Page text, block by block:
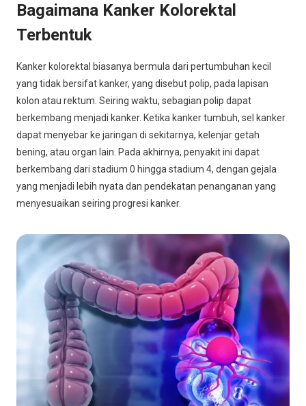
Bagaimana Kanker Kolorektal
Terbentuk
Kanker kolorektal biasanya bermula dari pertumbuhan kecil
yang tidak bersifat kanker, yang disebut polip, pada lapisan
kolon atau rektum. Seiring waktu, sebagian polip dapat
berkembang menjadi kanker. Ketika kanker tumbuh, sel kanker
dapat menyebar ke jaringan di sekitarnya, kelenjar getah
bening, atau organ lain. Pada akhirnya, penyakit ini dapat
berkembang dari stadium 0 hingga stadium 4, dengan gejala
yang menjadi lebih nyata dan pendekatan penanganan yang
menyesuaikan seiring progresi kanker.